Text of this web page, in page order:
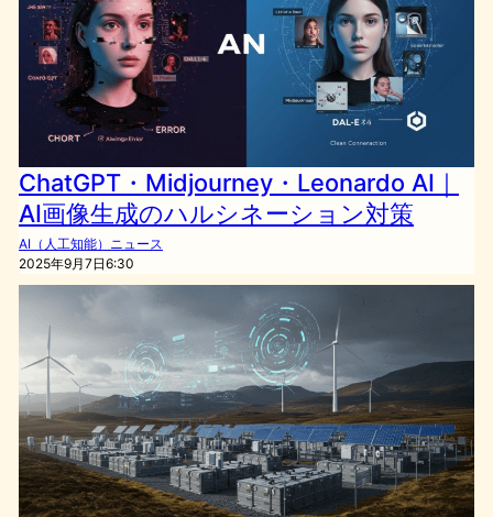
ChatGPT・Midjourney・Leonardo AI｜
AI画像生成のハルシネーション対策
AI（人工知能）ニュース
2025年9月7日6:30